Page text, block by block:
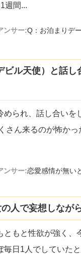
週間...
ンサー:Q：お泊まりデ
ビル天使）と話
められ、話し合い
さん来るのが怖か
ンサー:恋愛感情が無い
人で妄想しなが
ともと性欲が強く、
毎日 1人でしていた